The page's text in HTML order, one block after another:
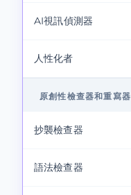
AI視訊偵測器
人性化者
原創性檢查器和重寫器
抄襲檢查器
語法檢查器